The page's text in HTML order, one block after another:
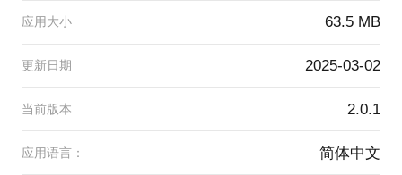
应用大小 63.5 MB
更新日期 2025-03-02
当前版本 2.0.1
应用语言： 简体中文